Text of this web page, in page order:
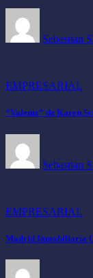
Sebastian
EMPRESARIAL
“Valente” de Karen
Sebastian
EMPRESARIAL
Madrid Inmobiliaria